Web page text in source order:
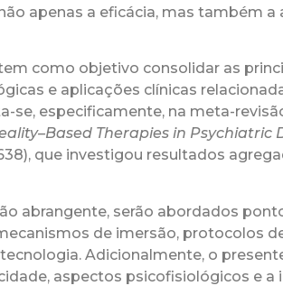
apenas a eficácia, mas também a
como objetivo consolidar as
e aplicações clínicas
se, especificamente, na meta-
Therapies in Psychiatric
que investigou resultados
abrangente, serão abordados
de imersão, protocolos
Adicionalmente, o
aspectos psicofisiológicos e a